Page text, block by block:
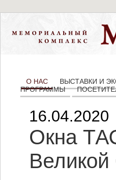
О НАС ВЫСТАВКИ И
ПРОГРАММЫ
16.04.2020
Окна